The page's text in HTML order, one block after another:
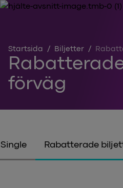
Startsida / Biljetter /
förväg
Single Rabatterade